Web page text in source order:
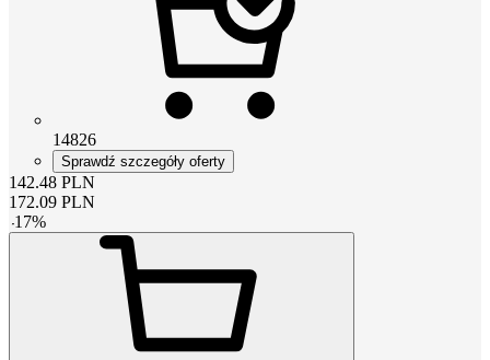
14826
Sprawdź szczegóły oferty
142.48 PLN
172.09 PLN
-17%